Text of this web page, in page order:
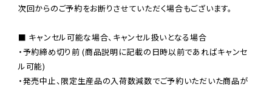
次回からのご予約をお断りさせていただく場合もございます。
■ キャンセル可能な場合、キャンセル扱いとなる場合
・予約締め切り前 (商品説明に記載の日時以前であればキャンセ
ル可能)
・発売中止、限定生産品の入荷数減数でご予約いただいた商品が